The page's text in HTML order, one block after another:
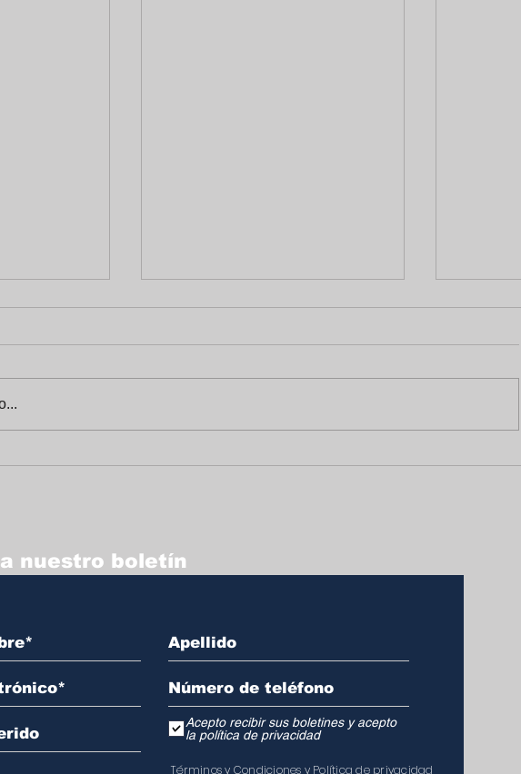
nuestro boletín
Acepto recibir sus boletines y acepto
la política de privacidad
Términos y Condiciones y Política de privacidad